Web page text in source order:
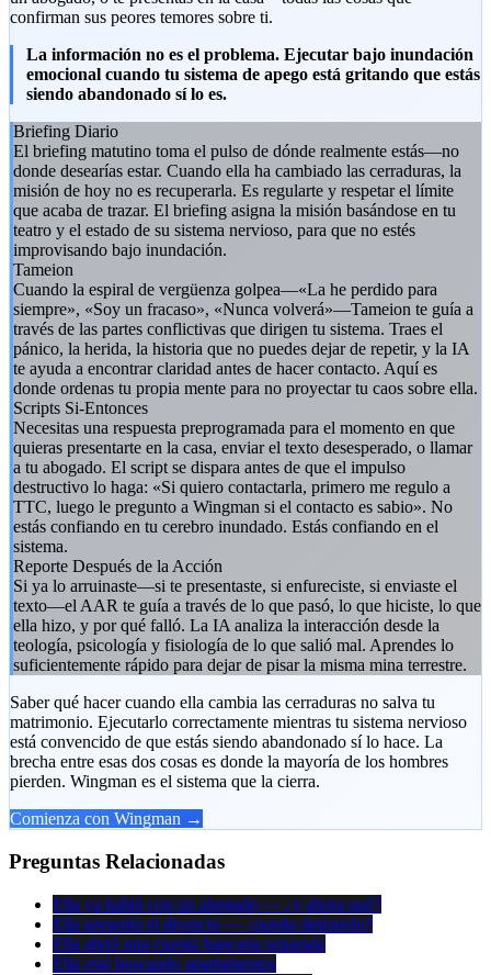
confirman sus peores temores sobre ti.
La información no es el problema. Ejecutar bajo inundación
emocional cuando tu sistema de apego está gritando que estás
siendo abandonado sí lo es.
Briefing Diario
El briefing matutino toma el pulso de dónde realmente estás—no
donde desearías estar. Cuando ella ha cambiado las cerraduras, la
misión de hoy no es recuperarla. Es regularte y respetar el límite
que acaba de trazar. El briefing asigna la misión basándose en tu
teatro y el estado de su sistema nervioso, para que no estés
improvisando bajo inundación.
Tameion
Cuando la espiral de vergüenza golpea—«La he perdido para
siempre», «Soy un fracaso», «Nunca volverá»—Tameion te guía a
través de las partes conflictivas que dirigen tu sistema. Traes el
pánico, la herida, la historia que no puedes dejar de repetir, y la IA
te ayuda a encontrar claridad antes de hacer contacto. Aquí es
donde ordenas tu propia mente para no proyectar tu caos sobre ella.
Scripts Si-Entonces
Necesitas una respuesta preprogramada para el momento en que
quieras presentarte en la casa, enviar el texto desesperado, o llamar
a tu abogado. El script se dispara antes de que el impulso
destructivo lo haga: «Si quiero contactarla, primero me regulo a
TTC, luego le pregunto a Wingman si el contacto es sabio». No
estás confiando en tu cerebro inundado. Estás confiando en el
sistema.
Reporte Después de la Acción
Si ya lo arruinaste—si te presentaste, si enfureciste, si enviaste el
texto—el AAR te guía a través de lo que pasó, lo que hiciste, lo que
ella hizo, y por qué falló. La IA analiza la interacción desde la
teología, psicología y fisiología de lo que salió mal. Aprendes lo
suficientemente rápido para dejar de pisar la misma mina terrestre.
Saber qué hacer cuando ella cambia las cerraduras no salva tu
matrimonio. Ejecutarlo correctamente mientras tu sistema nervioso
está convencido de que estás siendo abandonado sí lo hace. La
brecha entre esas dos cosas es donde la mayoría de los hombres
pierden. Wingman es el sistema que la cierra.
Comienza con Wingman →
Preguntas Relacionadas
Ella ya habló con un abogado — ¿y ahora qué?
Ella presentó el divorcio — ¿puedo detenerlo?
Ella abrió una cuenta bancaria separada
Ella está buscando apartamentos